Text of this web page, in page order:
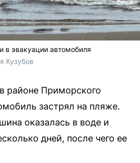
в эвакуации автомобиля
Кузубов
районе Приморского
застрял на пляже.
оказалась в воде и
дней, после чего ее